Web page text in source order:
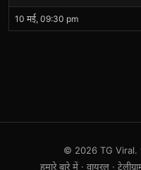
10 मई, 09:30 pm
© 2026 TG Viral.
हमारे बारे में · वायरल ·